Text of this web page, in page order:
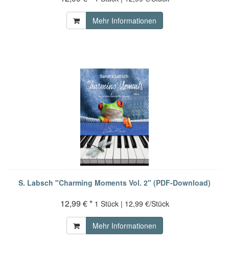
Mehr Informationen
S. Labsch "Charming Moments Vol. 2" (PDF-Download)
12,99 € * 1 Stück | 12,99 €/Stück
Mehr Informationen